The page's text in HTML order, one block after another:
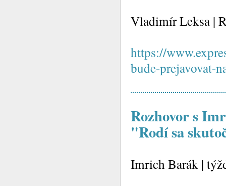
Vladimír Leksa |
https://
bude-prejavovat-
Rozhovor s
"Rodí sa
Imrich Barák |